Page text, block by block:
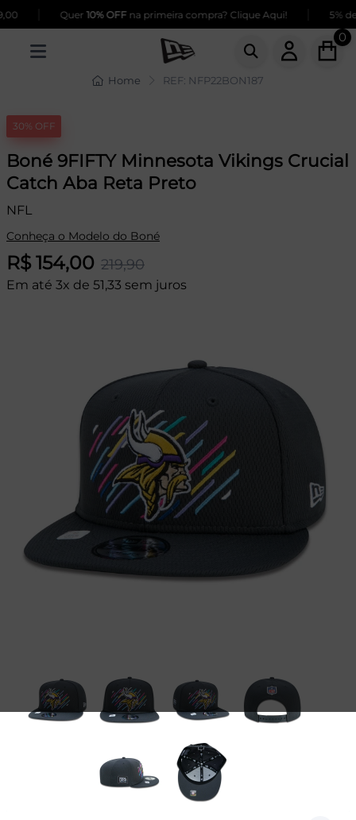
Quer10% OFFna primeira compra? Clique Aqui! 5%
0
Home REF: NFP22BON187
30% OFF
Boné 9FIFTY Minnesota Vikings Crucial
Catch Aba Reta Preto
NFL
Conheça o Modelo do Boné
R$ 154,00 219,90
Em até 3x de 51,33 sem juros